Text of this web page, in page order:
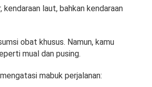
laut, bahkan kendaraan
obat khusus. Namun, kamu
mual dan pusing.
mabuk perjalanan: